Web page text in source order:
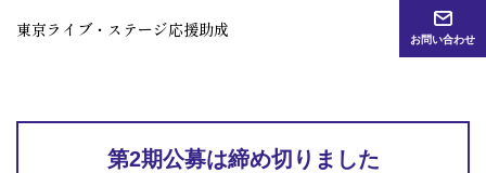
東京ライブ・ステージ応援助成 お問い合わせ
第2期公募は締め切りました